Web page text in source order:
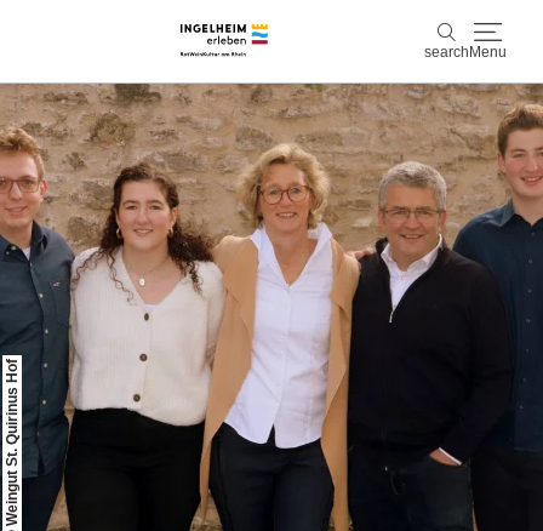
search Menu
search
Discover & experience
Wine & Pleasure
Kaiserpfalz, history & culture
Plan & Book
Info & Service
Accommodations Book experiences
© Weingut St. Quirinus Hof